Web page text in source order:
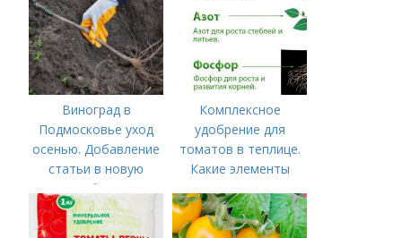
Виноград в
Подмосковье уход
осенью. Добавление
статьи в новую
подборку
Комплексное
удобрение для
томатов в теплице.
Какие элементы
особенности их
внесения